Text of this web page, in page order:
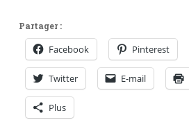
Partager :
Facebook Pinterest
Twitter E-mail
Plus